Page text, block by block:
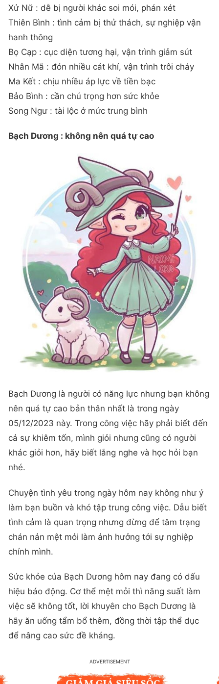
Xử Nữ : dễ bị người khác soi mói, phán xét
Thiên Bình : tình cảm bị thử thách, sự nghiệp vận
hanh thông
Bọ Cạp : cục diện tương hại, vận trình giảm sút
Nhân Mã : đón nhiều cát khí, vận trình trôi chảy
Ma Kết : chịu nhiều áp lực về tiền bạc
Bảo Bình : cần chú trọng hơn sức khỏe
Song Ngư : tài lộc ở mức trung bình
Bạch Dương : không nên quá tự cao
Bạch Dương là người có năng lực nhưng bạn không
nên quá tự cao bản thân nhất là trong ngày
05/12/2023 này. Trong công việc hãy phải biết đến
cả sự khiêm tốn, mình giỏi nhưng cũng có người
khác giỏi hơn, hãy biết lắng nghe và học hỏi bạn
nhé.
Chuyện tình yêu trong ngày hôm nay không như ý
làm bạn buồn và khó tập trung công việc. Dẫu biết
tình cảm là quan trọng nhưng đừng để tâm trạng
chán nản mệt mỏi làm ảnh hưởng tới sự nghiệp
chính mình.
Sức khỏe của Bạch Dương hôm nay đang có dấu
hiệu báo động. Cơ thể mệt mỏi thì năng suất làm
việc sẽ không tốt, lời khuyên cho Bạch Dương là
hãy ăn uống tẩm bổ thêm, đồng thời tập thể dục
để nâng cao sức đề kháng.